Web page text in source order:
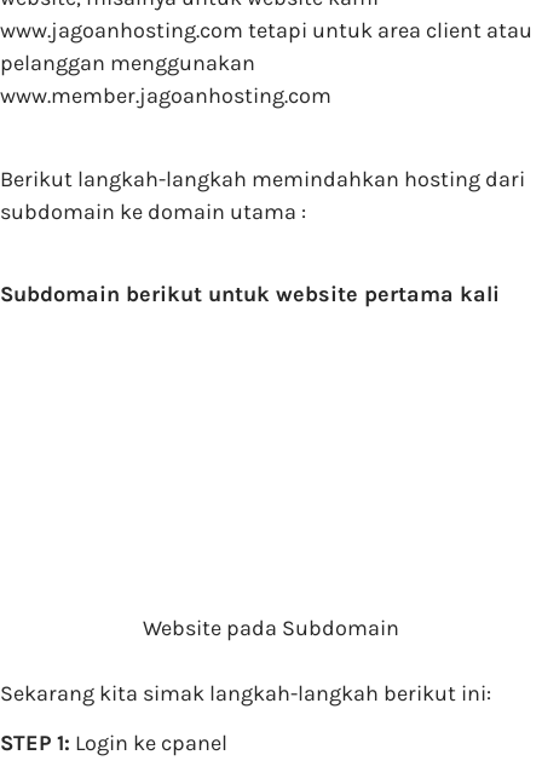
www.jagoanhosting.com tetapi untuk area client atau
pelanggan menggunakan
www.member.jagoanhosting.com
Berikut langkah-langkah memindahkan hosting dari
subdomain ke domain utama :
Subdomain berikut untuk website pertama kali
Website pada Subdomain
Sekarang kita simak langkah-langkah berikut ini:
STEP 1: Login ke cpanel